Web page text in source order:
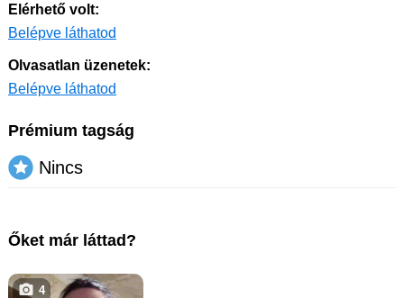
Elérhető volt:
Belépve láthatod
Olvasatlan üzenetek:
Belépve láthatod
Prémium tagság
Nincs
Őket már láttad?
4